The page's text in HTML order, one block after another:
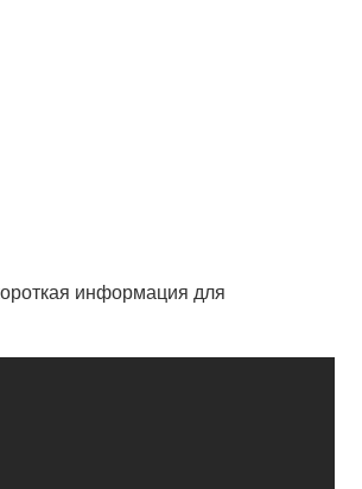
информация для